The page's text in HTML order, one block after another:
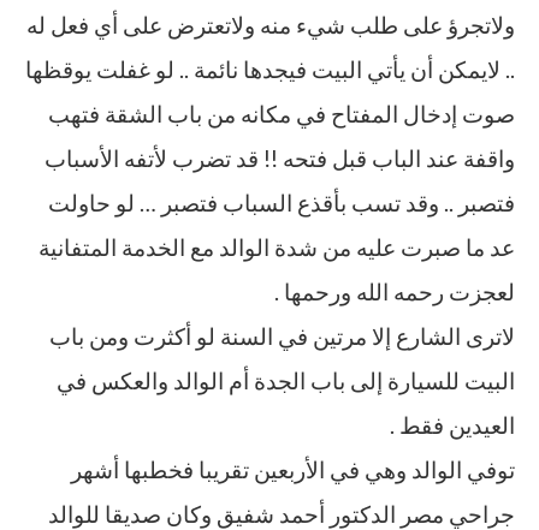
ولاتجرؤ على طلب شيء منه ولاتعترض على أي فعل له
.. لايمكن أن يأتي البيت فيجدها نائمة .. لو غفلت يوقظها
صوت إدخال المفتاح في مكانه من باب الشقة فتهب
واقفة عند الباب قبل فتحه !! قد تضرب لأتفه الأسباب
فتصبر .. وقد تسب بأقذع السباب فتصبر … لو حاولت
عد ما صبرت عليه من شدة الوالد مع الخدمة المتفانية
لعجزت رحمه الله ورحمها .
لاترى الشارع إلا مرتين في السنة لو أكثرت ومن باب
البيت للسيارة إلى باب الجدة أم الوالد والعكس في
العيدين فقط .
توفي الوالد وهي في الأربعين تقريبا فخطبها أشهر
جراحي مصر الدكتور أحمد شفيق وكان صديقا للوالد